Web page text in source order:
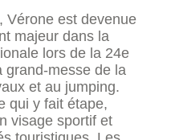
Vérone est devenue
majeur dans la
lors de la 24e
grand-messe de la
et au jumping.
qui y fait étape,
visage sportif et